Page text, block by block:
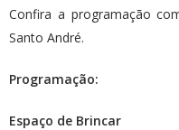
Confira a programação
Santo André.
Programação:
Espaço de Brincar